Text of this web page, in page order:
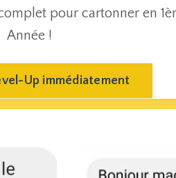
pour cartonner en
Année !
Up immédiatement